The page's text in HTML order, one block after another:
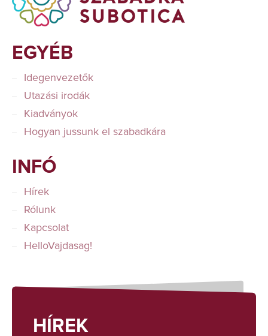
EGYÉB
Idegenvezetők
Utazási irodák
Kiadványok
Hogyan jussunk el szabadkára
INFÓ
Hírek
Rólunk
Kapcsolat
HelloVajdasag!
HÍREK